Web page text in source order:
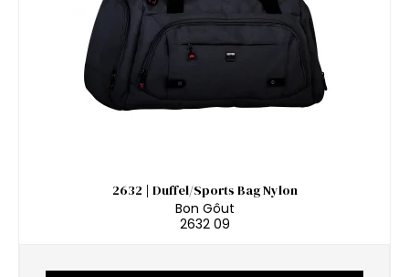
2632 | Duffel/Sports Bag Nylon
Bon Gôut
2632 09